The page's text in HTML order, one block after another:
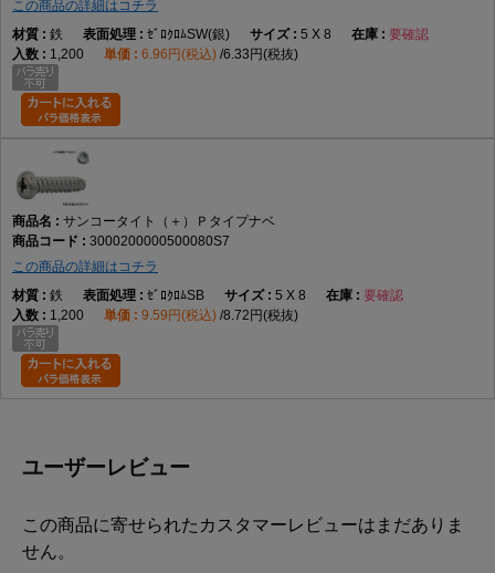
この商品の詳細はコチラ
鉄
ｾﾞﾛｸﾛﾑSW(銀) 5 X 8
要確認
1,200
6.96円(税込) 6.33円(税抜)
サンコータイト（＋）Ｐタイプナベ
3000200000500080S7
この商品の詳細はコチラ
鉄
ｾﾞﾛｸﾛﾑSB 5 X 8
要確認
1,200
9.59円(税込) 8.72円(税抜)
ユーザーレビュー
この商品に寄せられたカスタマーレビューはまだありま
せん。